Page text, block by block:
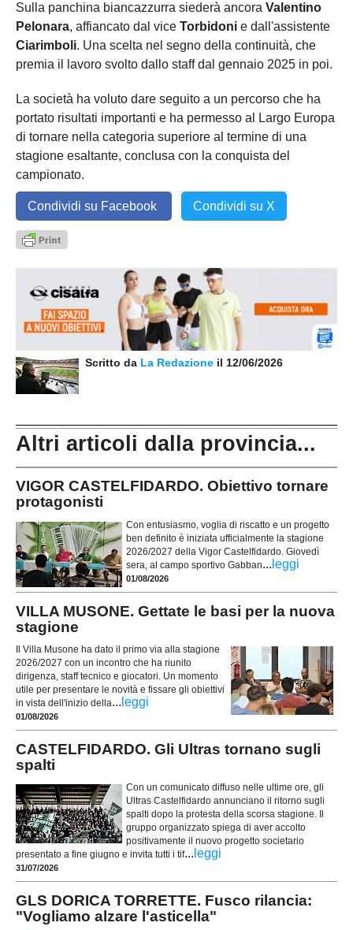
Sulla panchina biancazzurra siederà ancora Valentino
Pelonara, affiancato dal vice Torbidoni e dall'assistente
Ciarimboli. Una scelta nel segno della continuità, che
premia il lavoro svolto dallo staff dal gennaio 2025 in poi.
La società ha voluto dare seguito a un percorso che ha
portato risultati importanti e ha permesso al Largo Europa
di tornare nella categoria superiore al termine di una
stagione esaltante, conclusa con la conquista del
campionato.
Condividi su Facebook Condividi su X
Scritto da La Redazione il 12/06/2026
Altri articoli dalla provincia...
VIGOR CASTELFIDARDO. Obiettivo tornare
protagonisti
Con entusiasmo, voglia di riscatto e un progetto
ben definito è iniziata ufficialmente la stagione
2026/2027 della Vigor Castelfidardo. Giovedì
sera, al campo sportivo Gabban... leggi
01/08/2026
VILLA MUSONE. Gettate le basi per la nuova
stagione
Il Villa Musone ha dato il primo via alla stagione
2026/2027 con un incontro che ha riunito
dirigenza, staff tecnico e giocatori. Un momento
utile per presentare le novità e fissare gli obiettivi
in vista dell'inizio della... leggi
01/08/2026
CASTELFIDARDO. Gli Ultras tornano sugli
spalti
Con un comunicato diffuso nelle ultime ore, gli
Ultras Castelfidardo annunciano il ritorno sugli
spalti dopo la protesta della scorsa stagione. Il
gruppo organizzato spiega di aver accolto
positivamente il nuovo progetto societario
presentato a fine giugno e invita tutti i tif... leggi
31/07/2026
GLS DORICA TORRETTE. Fusco rilancia:
"Vogliamo alzare l'asticella"